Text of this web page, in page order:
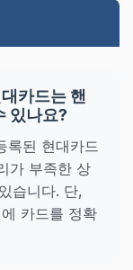
카드는 핸
있나요?
록된 현대카드
가 부족한 상
습니다. 단,
카드를 정확